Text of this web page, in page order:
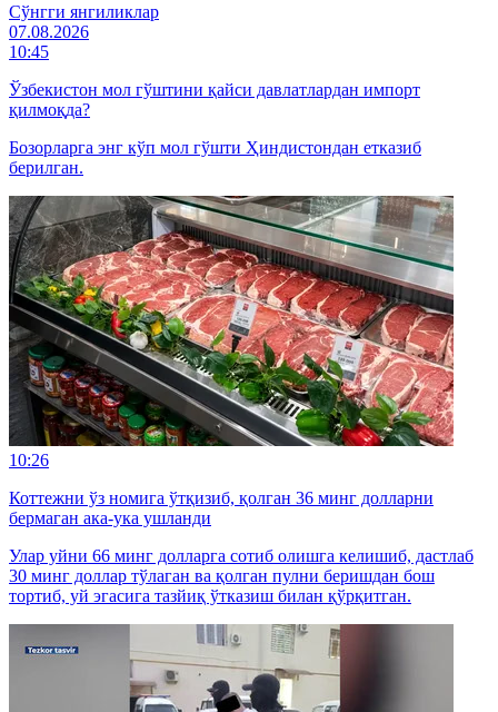
Cўнгги янгиликлар
07.08.2026
10:45
Ўзбекистон мол гўштини қайси давлатлардан импорт
қилмоқда?
Бозорларга энг кўп мол гўшти Ҳиндистондан етказиб
берилган.
10:26
Коттежни ўз номига ўтқизиб, қолган 36 минг долларни
бермаган ака-ука ушланди
Улар уйни 66 минг долларга сотиб олишга келишиб, дастлаб
30 минг доллар тўлаган ва қолган пулни беришдан бош
тортиб, уй эгасига тазйиқ ўтказиш билан қўрқитган.